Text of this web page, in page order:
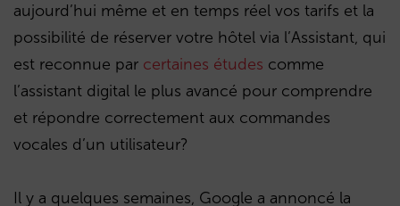
aujourd’hui même et en temps réel vos tarifs et la
possibilité de réserver votre hôtel via l’Assistant, qui
est reconnue par certaines études comme
l’assistant digital le plus avancé pour comprendre
et répondre correctement aux commandes
vocales d’un utilisateur?
Il y a quelques semaines, Google a annoncé la